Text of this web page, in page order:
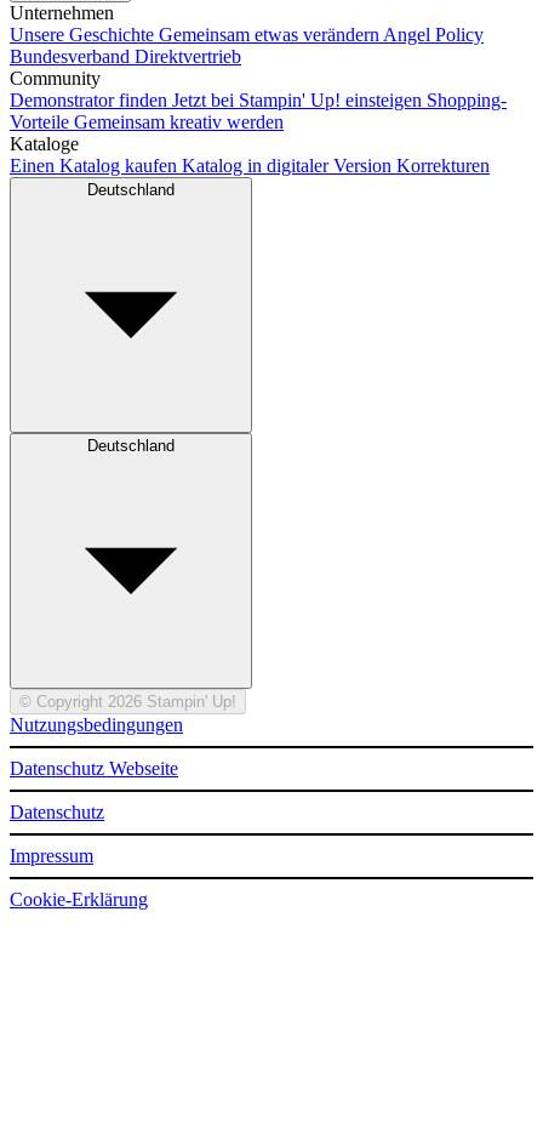
Unternehmen
Unsere Geschichte Gemeinsam etwas verändern Angel Policy
Bundesverband Direktvertrieb
Community
Demonstrator finden Jetzt bei Stampin' Up! einsteigen Shopping-
Vorteile Gemeinsam kreativ werden
Kataloge
Einen Katalog kaufen Katalog in digitaler Version Korrekturen
Deutschland
Deutschland
© Copyright 2026 Stampin' Up!
Nutzungsbedingungen
Datenschutz Webseite
Datenschutz
Impressum
Cookie-Erklärung